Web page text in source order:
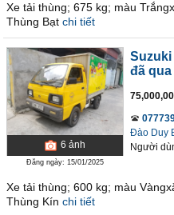
Xe tải thùng; 675 kg; màu
Thùng Bạt chi tiết
6 ảnh
Đăng ngày: 15/01/2025
Suzuki
đã
Đào Duy
Người
Xe tải thùng; 600 kg; màu
Thùng Kín chi tiết